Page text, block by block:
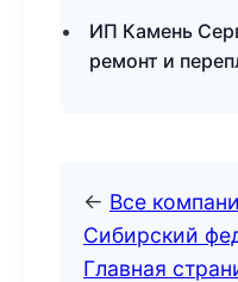
ИП Камень
ремонт и
← Все
Сибирский
Главная